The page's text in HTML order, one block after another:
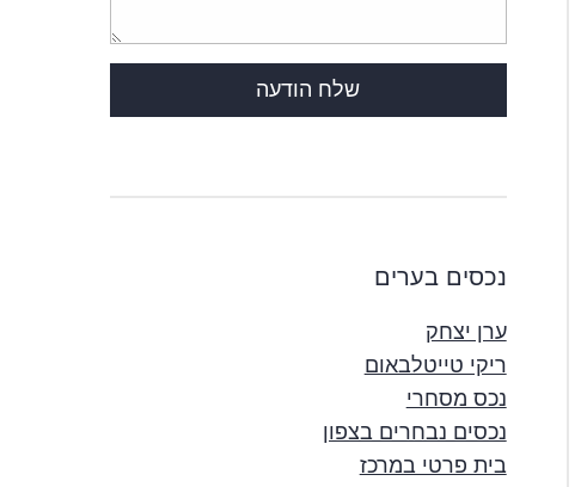
נכסים בערים
ערן יצחק
ריקי טייטלבאום
נכס מסחרי
נכסים נבחרים בצפון
בית פרטי במרכז